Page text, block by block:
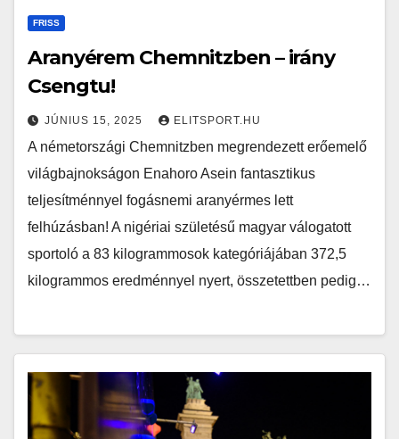
FRISS
Aranyérem Chemnitzben – irány
Csengtu!
JÚNIUS 15, 2025 ELITSPORT.HU
A németországi Chemnitzben megrendezett erőemelő
világbajnokságon Enahoro Asein fantasztikus
teljesítménnyel fogásnemi aranyérmes lett
felhúzásban! A nigériai születésű magyar válogatott
sportoló a 83 kilogrammosok kategóriájában 372,5
kilogrammos eredménnyel nyert, összetettben pedig…